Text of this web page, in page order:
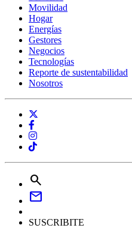
Movilidad
Hogar
Energías
Gestores
Negocios
Tecnologías
Reporte de sustentabilidad
Nosotros
search
mail
SUSCRIBITE